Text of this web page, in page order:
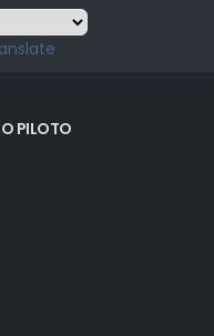
PILOTO